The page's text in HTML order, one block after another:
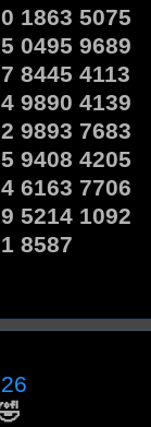
1863 5075
0495 9689
8445 4113
9890 4139
9893 7683
9408 4205
6163 7706
5214 1092
8587